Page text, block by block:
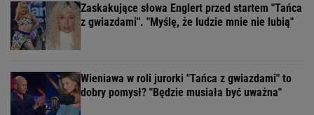
Zaskakujące słowa Englert przed startem "Tańca
z gwiazdami". "Myślę, że ludzie mnie nie lubią"
Wieniawa w roli jurorki "Tańca z gwiazdami" to
dobry pomysł? "Będzie musiała być uważna"